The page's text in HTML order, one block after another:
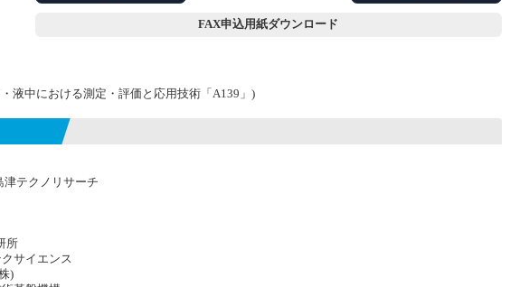
FAX申込用紙ダウンロード
液中における測定・評価と応用技術「A139」)
テクノリサーチ
所
サイエンス
)